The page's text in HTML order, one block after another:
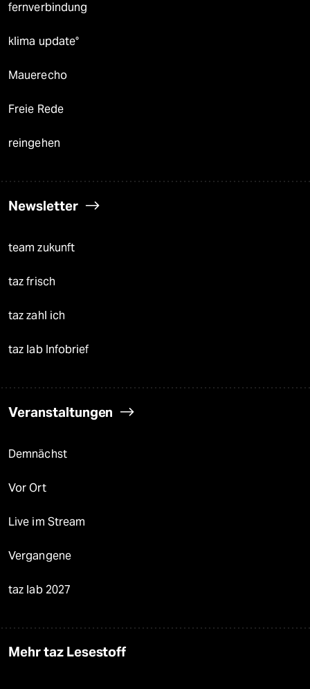
fernverbindung
klima update°
Mauerecho
Freie Rede
reingehen
Newsletter
team zukunft
taz frisch
taz zahl ich
taz lab Infobrief
Veranstaltungen
Demnächst
Vor Ort
Live im Stream
Vergangene
taz lab 2027
Mehr taz Lesestoff